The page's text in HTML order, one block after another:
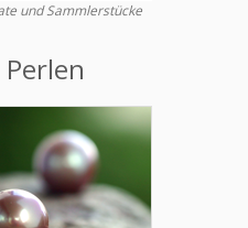
und Sammlerstücke